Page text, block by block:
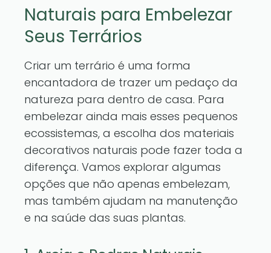
Naturais para Embelezar
Seus Terrários
Criar um terrário é uma forma
encantadora de trazer um pedaço da
natureza para dentro de casa. Para
embelezar ainda mais esses pequenos
ecossistemas, a escolha dos materiais
decorativos naturais pode fazer toda a
diferença. Vamos explorar algumas
opções que não apenas embelezam,
mas também ajudam na manutenção
e na saúde das suas plantas.